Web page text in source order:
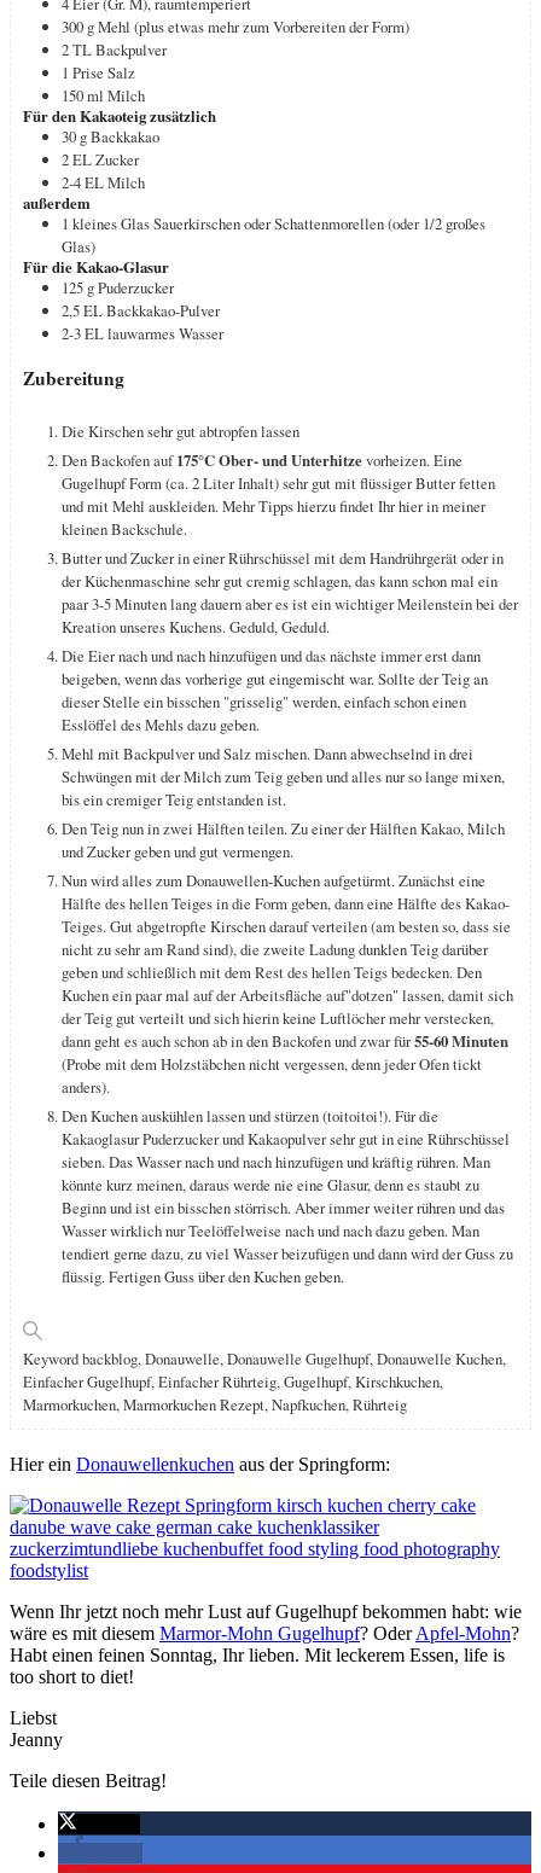
300 gMehl (plus etwas mehr zum Vorbereiten der Form)
2TLBackpulver
1 Prise Salz
150ml Milch
Für den Kakaoteig zusätzlich
30 gBackkakao
2ELZucker
2-4ELMilch
außerdem
1 kleines Glas Sauerkirschen oder Schattenmorellen (oder 1/2 großes
Glas)
Für die Kakao-Glasur
125 gPuderzucker
2,5ELBackkakao-Pulver
2-3ELlauwarmes Wasser
Zubereitung
Die Kirschen sehr gut abtropfen lassen
Den Backofen auf175°C Ober- und Unterhitzevorheizen. Eine
Gugelhupf Form (ca. 2 Liter Inhalt) sehr gut mit flüssiger Butter fetten
und mit Mehl auskleiden. Mehr Tipps hierzu findet Ihr hier in meiner
kleinen Backschule.
Butter und Zucker in einer Rührschüssel mit dem Handrührgerät oder in
der Küchenmaschine sehr gut cremig schlagen, das kann schon mal ein
paar 3-5 Minuten lang dauern aber es ist ein wichtiger Meilenstein bei der
Kreation unseres Kuchens. Geduld, Geduld.
Die Eier nach und nach hinzufügen und das nächste immer erst dann
beigeben, wenn das vorherige gut eingemischt war. Sollte der Teig an
dieser Stelle ein bisschen "grisselig" werden, einfach schon einen
Esslöffel des Mehls dazu geben.
Mehl mit Backpulver und Salz mischen. Dann abwechselnd in drei
Schwüngen mit der Milch zum Teig geben und alles nur so lange mixen,
bis ein cremiger Teig entstanden ist.
Den Teig nun in zwei Hälften teilen. Zu einer der Hälften Kakao, Milch
und Zucker geben und gut vermengen.
Nun wird alles zum Donauwellen-Kuchen aufgetürmt. Zunächst eine
Hälfte des hellen Teiges in die Form geben, dann eine Hälfte des Kakao-
Teiges. Gut abgetropfte Kirschen darauf verteilen (am besten so, dass sie
nicht zu sehr am Rand sind), die zweite Ladung dunklen Teig darüber
geben und schließlich mit dem Rest des hellen Teigs bedecken. Den
Kuchen ein paar mal auf der Arbeitsfläche auf"dotzen" lassen, damit sich
der Teig gut verteilt und sich hierin keine Luftlöcher mehr verstecken,
dann geht es auch schon ab in den Backofen und zwar für55-60 Minuten
(Probe mit dem Holzstäbchen nicht vergessen, denn jeder Ofen tickt
anders).
Den Kuchen auskühlen lassen und stürzen (toitoitoi!). Für die
Kakaoglasur Puderzucker und Kakaopulver sehr gut in eine Rührschüssel
sieben. Das Wasser nach und nach hinzufügen und kräftig rühren. Man
könnte kurz meinen, daraus werde nie eine Glasur, denn es staubt zu
Beginn und ist ein bisschen störrisch. Aber immer weiter rühren und das
Wasser wirklich nur Teelöffelweise nach und nach dazu geben. Man
tendiert gerne dazu, zu viel Wasser beizufügen und dann wird der Guss zu
flüssig. Fertigen Guss über den Kuchen geben.
Keywordbackblog, Donauwelle, Donauwelle Gugelhupf, Donauwelle Kuchen,
Einfacher Gugelhupf, Einfacher Rührteig, Gugelhupf, Kirschkuchen,
Marmorkuchen, Marmorkuchen Rezept, Napfkuchen, Rührteig
Hier ein Donauwellenkuchen aus der Springform:
Wenn Ihr jetzt noch mehr Lust auf Gugelhupf bekommen habt: wie
wäre es mit diesem Marmor-Mohn Gugelhupf? OderApfel-Mohn?
Habt einen feinen Sonntag, Ihr lieben. Mit leckerem Essen, life is
too short to diet!
Liebst
Jeanny
Teile diesen Beitrag!